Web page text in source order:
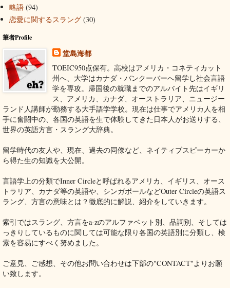
略語 (94)
恋愛に関するスラング (30)
筆者Profile
堂島海都
TOEIC950点保有。高校はアメリカ・コネティカット
州へ、大学はカナダ・バンクーバーへ留学し社会言語
学を専攻。帰国後の就職までのアルバイト先はイギリ
ス、アメリカ、カナダ、オーストラリア、ニュージー
ランド人講師が勤務する大手語学学校。現在は仕事でアメリカ人を相
手に奮闘中の、各国の英語を生で体験してきた日本人がお送りする、
世界の英語方言・スラング大辞典。
留学時代の友人や、現在、過去の同僚など、ネイティブスピーカーか
ら得た生の知識を大公開。
言語学上の分類でInner Circleと呼ばれるアメリカ、イギリス、オース
トラリア、カナダ等の英語や、シンガポールなどOuter Circleの英語ス
ラング、方言の意味とは？徹底的に解説、紹介をしていきます。
索引ではスラング、方言をa-zのアルファベット別、品詞別、そしては
っきりしているものに関しては可能な限り各国の英語別に分類し、検
索を容易にすべく努めました。
ご意見、ご感想、その他お問い合わせは下部の"CONTACT"よりお願
い致します。